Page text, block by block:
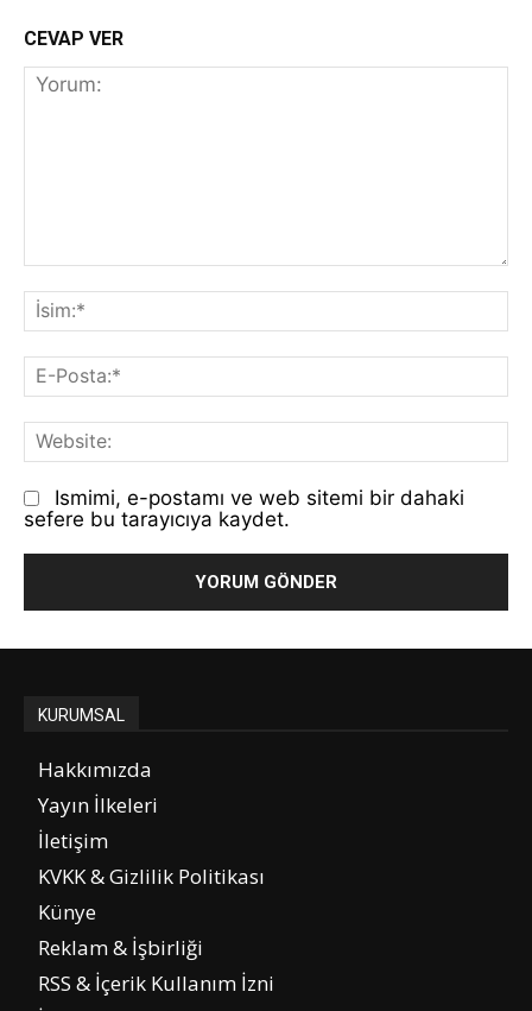
CEVAP VER
Yorum:
E-
Ismimi, e-postamı ve web sitemi bir dahaki
sefere bu tarayıcıya kaydet.
KURUMSAL
Hakkımızda
Yayın İlkeleri
İletişim
KVKK & Gizlilik Politikası
Künye
Reklam & İşbirliği
RSS & İçerik Kullanım İzni